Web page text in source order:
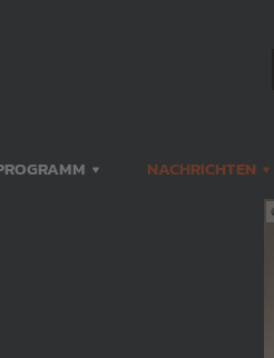
NACHRICHTEN